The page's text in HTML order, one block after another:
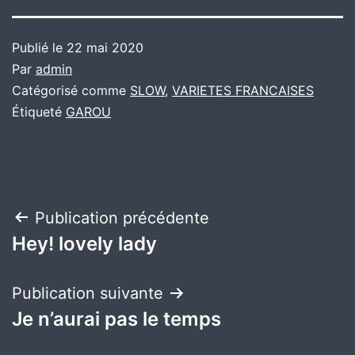
Publié le 22 mai 2020
Par admin
Catégorisé comme SLOW, VARIETES FRANCAISES
Étiqueté GAROU
Navigation
de
l’article
Publication précédente
Hey! lovely lady
Publication suivante
Je n’aurai pas le temps